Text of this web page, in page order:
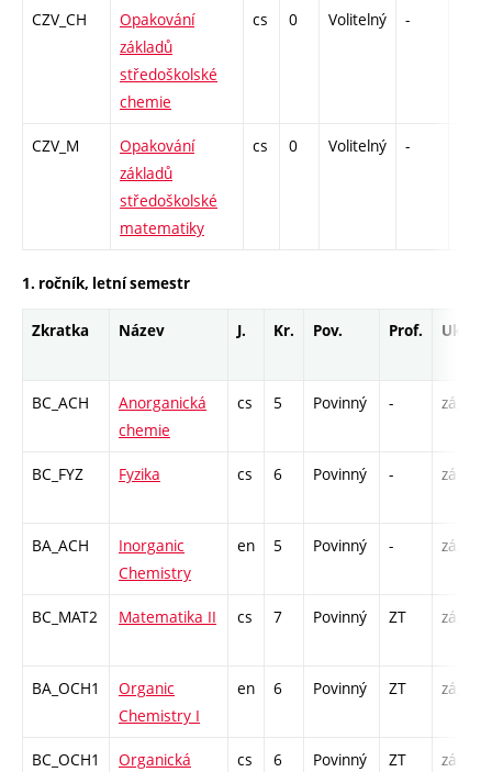
CZV_CH
Opakování
základů
středoškolské
chemie
cs 0 Volitelný -
CZV_M
Opakování
základů
středoškolské
matematiky
cs 0 Volitelný -
1. ročník, letní semestr
Zkratka Název J. Kr. Pov. Prof. Uk.
BC_ACH
Anorganická
chemie
cs 5 Povinný - zá,zk
BC_FYZ Fyzika cs 6 Povinný - zá,zk
BA_ACH
Inorganic
Chemistry
en 5 Povinný - zá,zk
BC_MAT2 Matematika II cs 7 Povinný ZT zá,zk
BA_OCH1
Organic
Chemistry I
en 6 Povinný ZT zá,zk
BC_OCH1
Organická
cs 6 Povinný ZT zá,zk